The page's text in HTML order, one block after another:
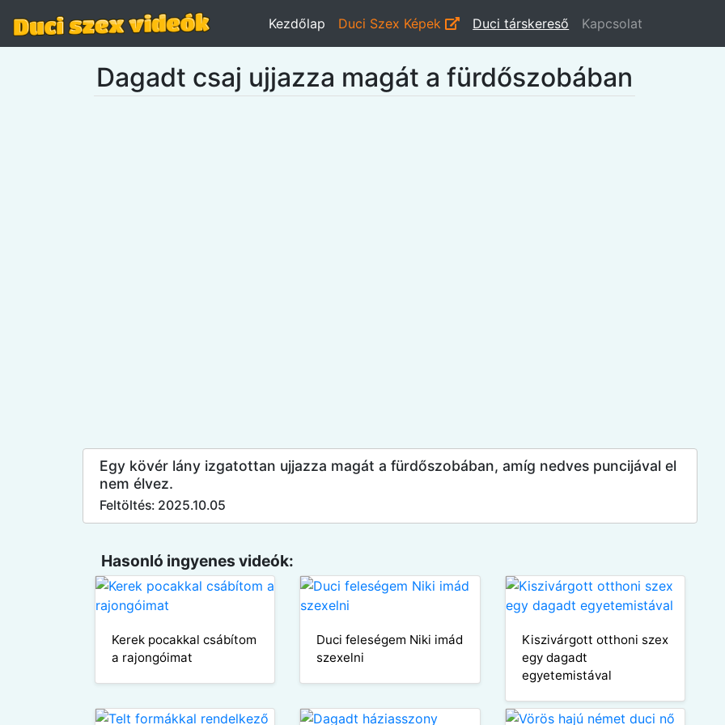
Kezdőlap Duci Szex Képek Duci társkereső Kapcsolat
Dagadt csaj ujjazza magát a fürdőszobában
Egy kövér lány izgatottan ujjazza magát a fürdőszobában, amíg nedves puncijával el
nem élvez.
Feltöltés: 2025.10.05
Hasonló ingyenes videók:
Kerek pocakkal csábítom
a rajongóimat
Duci feleségem Niki imád
szexelni
Kiszivárgott otthoni szex
egy dagadt
egyetemistával